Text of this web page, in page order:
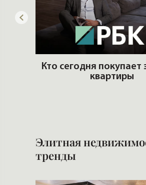
Кто сегодня покупает
квартиры
Элитная
тренды